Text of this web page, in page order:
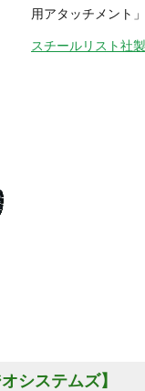
用アタッチメント
スチールリスト社
システムズ】